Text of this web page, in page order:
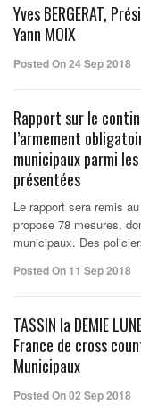
Yves BERGERAT,
Yann MOIX
Posted On 24 Sep 2018
Rapport sur le
l’armement
municipaux parmi
présentées
Le rapport sera remis
propose 78 mesures,
municipaux. Des
Posted On 11 Sep 2018
TASSIN la DEMIE
France de cross
Municipaux
Posted On 02 Sep 2018